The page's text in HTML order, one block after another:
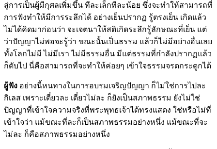
สู่การเป็นผู้มีกุศลเพิ่มขึ้น ทีละเล็กทีละน้อย ซึ่งจะทำให้สามารถที่
การฟังทำให้มีการระลึกได้ อย่างเย็นปรากฏ รู้ตรงเย็น เกิดแล้ว
ไม่ได้คิดมาก่อนว่า จะเจตนาให้สติเกิดระลึกรู้ลักษณะที่เย็น แต่
ว่าปัญญาไม่พอจะรู้ว่า ขณะนั้นเป็นธรรม แล้วก็ไม่มีอย่างอื่นเลย
ทั้งโลกไม่มี ไม่มีเรา ไม่มีธรรมอื่น มีแต่ธรรมที่กำลังปรากฏแล้ว
ก็ดับไป นี่คือสามารถที่จะทำให้ค่อยๆ เข้าใจธรรมจรดกระดูกได้
ผู้ฟัง อย่างนี้หนทางในการอบรมเจริญปัญญา ก็ไม่ใช่การไปละ
กิเลส เพราะเดี๋ยวละ เดี๋ยวไม่ละ ก็ยังเป็นสภาพธรรม ยังไม่ใช่
ปัญญาที่เข้าใจความจริงที่พระพุทธเจ้าได้ทรงแสดง ใช่หรือไม่ที่
เข้าใจว่า แม้ขณะที่ละก็เป็นสภาพธรรมอย่างหนึ่ง แม้ขณะที่จะ
ไม่ละ ก็คือสภาพธรรมอย่างหนึ่ง